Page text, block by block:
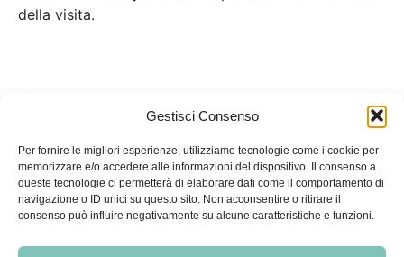
Gestisci Consenso
Per fornire le migliori esperienze, utilizziamo tecnologie come i cookie per
memorizzare e/o accedere alle informazioni del dispositivo. Il consenso a
queste tecnologie ci permetterà di elaborare dati come il comportamento di
navigazione o ID unici su questo sito. Non acconsentire o ritirare il
consenso può influire negativamente su alcune caratteristiche e funzioni.
della visita.
Condizioni di vendita | Condizioni di recesso e restituzione